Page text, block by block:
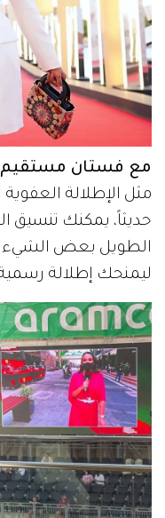
مع فستان
مثل الإطلالة
حديثاً، يمكنك تنسيق
الطويل بعض الشيء
ليمنحك إطلالة